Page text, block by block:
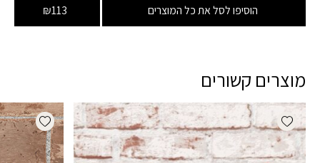
הוסיפו לסל את כל המוצרים ₪113
מוצרים קשורים
Add wishlist
wishlist